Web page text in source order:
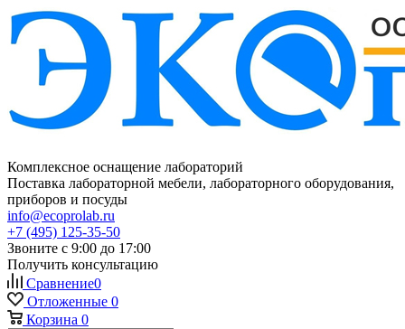
Комплексное оснащение лабораторий
Поставка лабораторной мебели, лабораторного оборудования,
приборов и посуды
info@ecoprolab.ru
+7 (495) 125-35-50
Звоните с 9:00 до 17:00
Получить консультацию
Сравнение0
Отложенные 0
Корзина 0